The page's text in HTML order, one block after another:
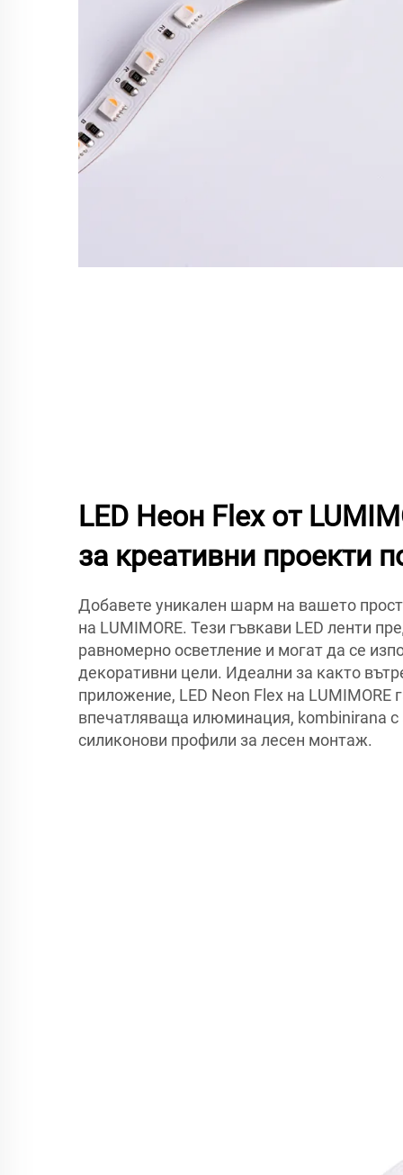
LED Неон Flex от
за креативни проекти
Добавете уникален шарм на вашето
на LUMIMORE. Тези гъвкави LED ленти
равномерно осветление и могат да се
декоративни цели. Идеални за както
приложение, LED Neon Flex на LUMIMORE
впечатляваща илюминация, kombinirana с
силиконови профили за лесен монтаж.